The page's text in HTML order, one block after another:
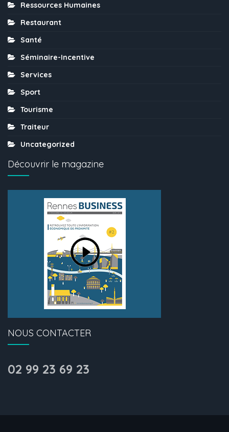
Ressources Humaines
Restaurant
Santé
Séminaire-Incentive
Services
Sport
Tourisme
Traiteur
Uncategorized
Découvrir le magazine
NOUS CONTACTER
02 99 23 69 23